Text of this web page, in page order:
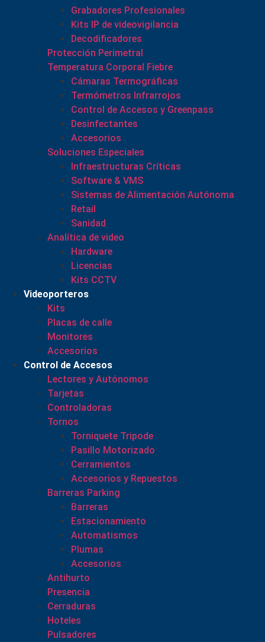
Grabadores Profesionales
Kits IP de videovigilancia
Decodificadores
Protección Perimetral
Temperatura Corporal Fiebre
Cámaras Termográficas
Termómetros Infrarrojos
Control de Accesos y Greenpass
Desinfectantes
Accesorios
Soluciones Especiales
Infraestructuras Críticas
Software & VMS
Sistemas de Alimentación Autónoma
Retail
Sanidad
Analítica de video
Hardware
Licencias
Kits CCTV
Videoporteros
Kits
Placas de calle
Monitores
Accesorios
Control de Accesos
Lectores y Autónomos
Tarjetas
Controladoras
Tornos
Torniquete Tripode
Pasillo Motorizado
Cerramientos
Accesorios y Repuestos
Barreras Parking
Barreras
Estacionamiento
Automatismos
Plumas
Accesorios
Antihurto
Presencia
Cerraduras
Hoteles
Pulsadores